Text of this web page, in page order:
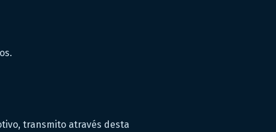
transmito através desta